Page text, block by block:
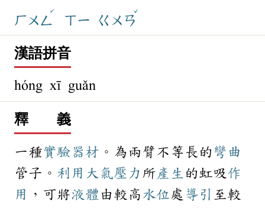
ㄏㄨㄥ
ˊ
ㄒㄧ ㄍㄨㄢ
ˇ
漢語拼音
hóng xī guǎn
釋 義
一種實驗 器材 。為兩臂不等長的 彎曲
管子。 利用 大氣壓力 所 產生 的虹吸 作
用
，可將液體 由較高 水位處 導引 至較